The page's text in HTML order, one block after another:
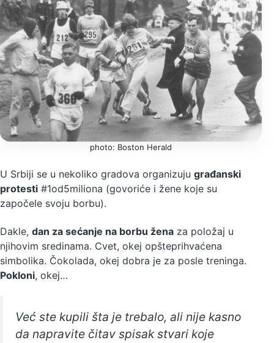
photo: Boston Herald
U Srbiji se u nekoliko gradova organizuju građanski
protesti #1od5miliona (govoriće i žene koje su
započele svoju borbu).
Dakle, dan za sećanje na borbu žena za položaj u
njihovim sredinama. Cvet, okej opšteprihvaćena
simbolika. Čokolada, okej dobra je za posle treninga.
Pokloni, okej…
Već ste kupili šta je trebalo, ali nije kasno
da napravite čitav spisak stvari koje